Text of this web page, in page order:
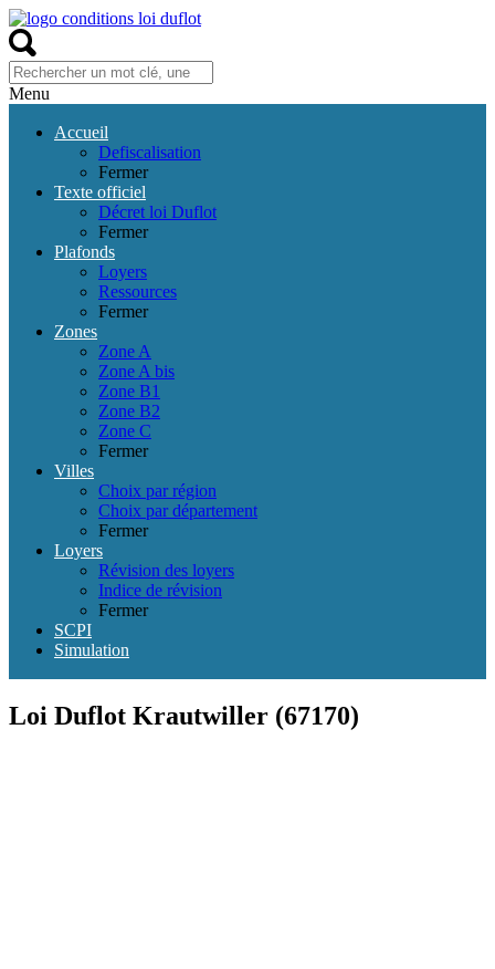
Menu
Accueil
Defiscalisation
Fermer
Texte officiel
Décret loi Duflot
Fermer
Plafonds
Loyers
Ressources
Fermer
Zones
Zone A
Zone A bis
Zone B1
Zone B2
Zone C
Fermer
Villes
Choix par région
Choix par département
Fermer
Loyers
Révision des loyers
Indice de révision
Fermer
SCPI
Simulation
Loi Duflot Krautwiller (67170)